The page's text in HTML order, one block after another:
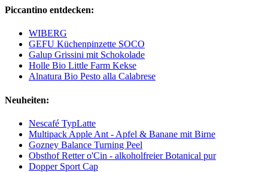
Piccantino entdecken:
WIBERG
GEFU Küchenpinzette SOCO
Galup Grissini mit Schokolade
Holle Bio Little Farm Kekse
Alnatura Bio Pesto alla Calabrese
Neuheiten:
Nescafé TypLatte
Multipack Apple Ant - Apfel & Banane mit Birne
Gozney Balance Turning Peel
Obsthof Retter o'Cin - alkoholfreier Botanical pur
Dopper Sport Cap